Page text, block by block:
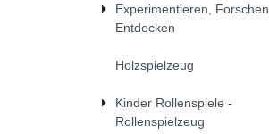
Experimentieren, Forschen,
Entdecken
Holzspielzeug
Kinder Rollenspiele -
Rollenspielzeug